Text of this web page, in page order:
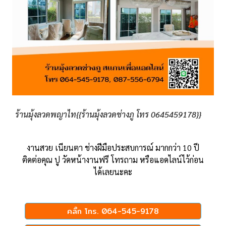
ร้านมุ้งลวดพญาไท{{ร้านมุ้งลวดช่างภู โทร 0645459178}}
งานสวย เนียนตา ช่างฝีมือประสบการณ์ มากกว่า 10 ปี
ติดต่อคุณ ปู วัดหน้างานฟรี โทรถาม หรือแอดไลน์ไว้ก่อน
ได้เลยนะคะ
คลิ๊ก โทร. 064-545-9178